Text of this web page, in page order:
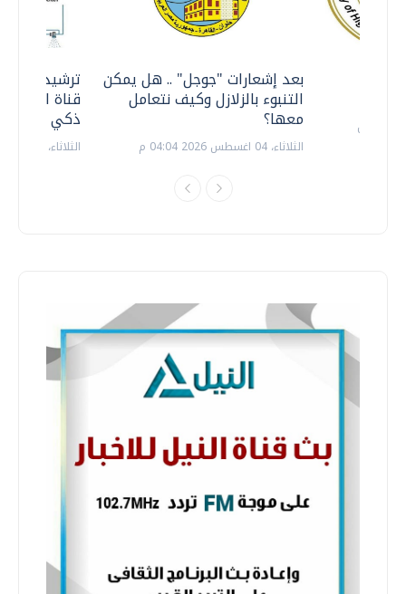
ترشيدا
قناة
ذكي
الثلاثاء، 14 يوليو 2026 06:11 م
بعد إشعارات "جوجل" .. هل يمكن
التنبوء بالزلازل وكيف نتعامل
معها؟
الثلاثاء، 04 اغسطس 2026 04:04 م